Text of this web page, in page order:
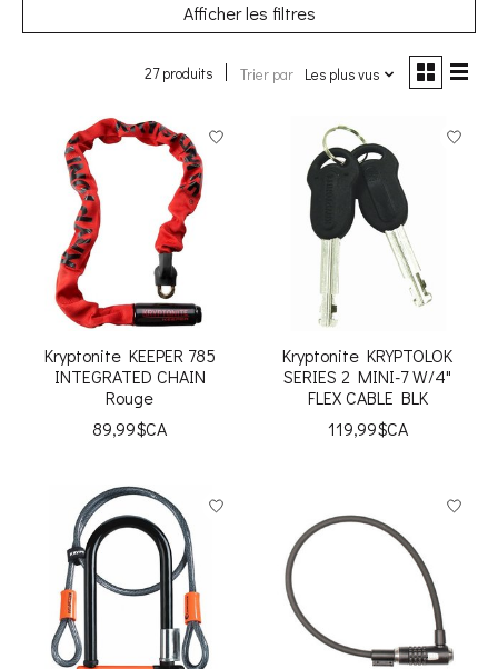
Afficher les filtres
27 produits Trier par Les plus vus
Kryptonite KEEPER 785
INTEGRATED CHAIN
Rouge
89,99$CA
Kryptonite KRYPTOLOK
SERIES 2 MINI-7 W/4"
FLEX CABLE BLK
119,99$CA